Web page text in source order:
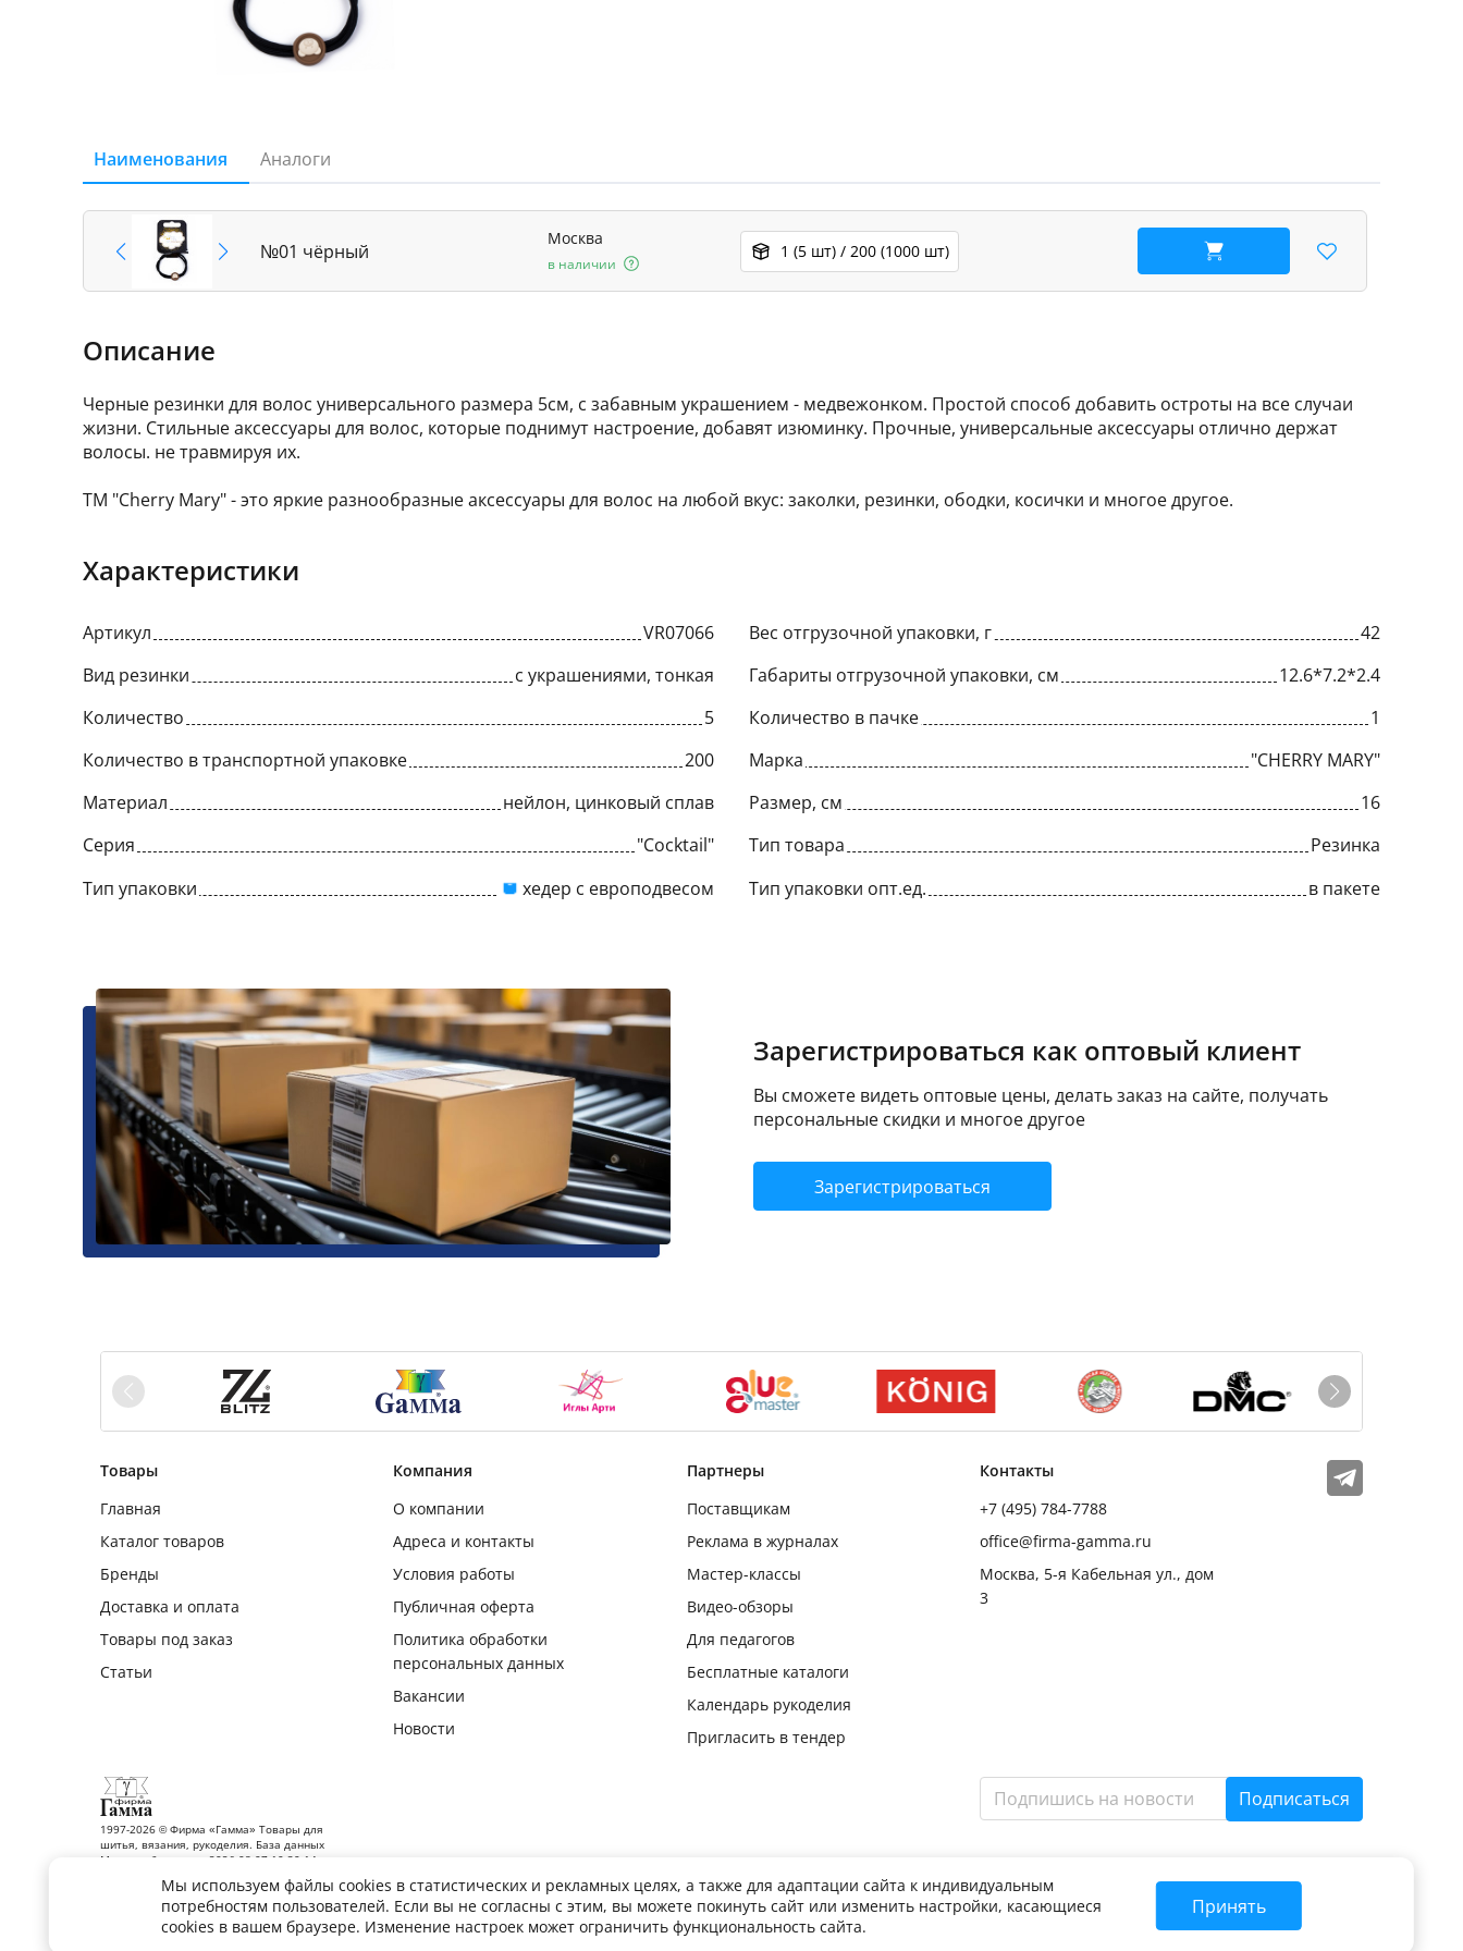
Наименования Аналоги
№01 чёрный
Москва
в наличии
1 (5 шт) / 200 (1000 шт) В корзину
Описание
Черные резинки для волос универсального размера 5см, с забавным украшением - медвежонком. Простой способ добавить остроты на все случаи
жизни. Стильные аксессуары для волос, которые поднимут настроение, добавят изюминку. Прочные, универсальные аксессуары отлично держат
волосы. не травмируя их.
ТМ "Cherry Mary" - это яркие разнообразные аксессуары для волос на любой вкус: заколки, резинки, ободки, косички и многое другое.
Характеристики
Артикул VR07066 Вес отгрузочной упаковки, г
42
Вид резинки
с украшениями, тонкая Габариты отгрузочной упаковки, см
12.6*7.2*2.4
Количество
5 Количество в пачке
1
Количество в транспортной упаковке
200 Марка
"CHERRY MARY"
Материал
нейлон, цинковый сплав Размер, см
16
Серия
"Cocktail" Тип товара
Резинка
Тип упаковки
хедер с европодвесом Тип упаковки опт.ед. в пакете
Зарегистрироваться как оптовый клиент
Вы сможете видеть оптовые цены, делать заказ на сайте, получать
персональные скидки и многое другое
Зарегистрироваться
Товары
Главная
Каталог товаров
Бренды
Доставка и оплата
Товары под заказ
Статьи
Компания
О компании
Адреса и контакты
Условия работы
Публичная оферта
Политика обработки
персональных данных
Вакансии
Новости
Партнеры
Поставщикам
Реклама в журналах
Мастер-классы
Видео-обзоры
Для педагогов
Бесплатные каталоги
Календарь рукоделия
Пригласить в тендер
Контакты
+7 (495) 784-7788
office@firma-gamma.ru
Москва, 5-я Кабельная ул., дом
3
Мы в соцсетях
Телеграм
1997-2026 © Фирма «Гамма» Товары для
шитья, вязания, рукоделия. База данных
Москва обновлена: 2026-08-07 10:30:14
Подписаться
Все права на фото, тексты, рисунки принадлежат фирме «Гамма». Полное или частичное копирование, воспроизведение в печатном виде и/или использование в любой форме, цитирование без письменного разрешения
правообладателя запрещено. Подробнее оправовой информации
Мы используем файлы cookies в статистических и рекламных целях, а также для адаптации сайта к индивидуальным
потребностям пользователей. Если вы не согласны с этим, вы можете покинуть сайт или изменить настройки, касающиеся
cookies в вашем браузере. Изменение настроек может ограничить функциональность сайта.
Принять